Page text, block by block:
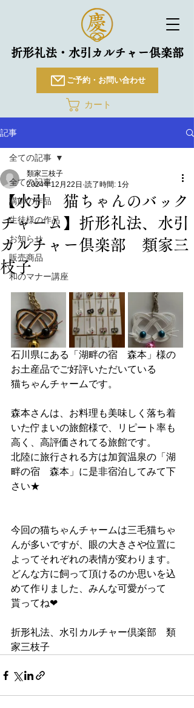
折形礼法・水引カルチャー倶楽部
ご予約・お問い合わせ
カート
記事
全ての記事
講師の作品
生徒様の作品
お知らせ
販売商品
和のマナー講座
全ての記事
【水引 猫ちゃんのバック
チャーム】折形礼法、水引
カルチャー倶楽部 類家三
枝子
類家三枝子
2024年12月22日 読了時間: 1分
石川県にある「湖畔の宿　森本」様の
お土産品でご好評いただいている
猫ちゃんチャームです。
森本さんは、お料理も美味しく落ち着
いた佇まいの旅館様で、リピート率も
高く、高評価されてる旅館です。
北陸に旅行される方は加賀温泉の「湖
畔の宿　森本」に是非宿泊してみて下
さい★
今回の猫ちゃんチャームは三毛猫ちゃ
んが多いですが、眼の大きさや位置に
よってそれぞれの表情が変わります。
どんな方に飼って頂けるのか思いを込
めて作りました、みんな可愛がって
貰ってね❤
折形礼法、水引カルチャー倶楽部　類
家三枝子